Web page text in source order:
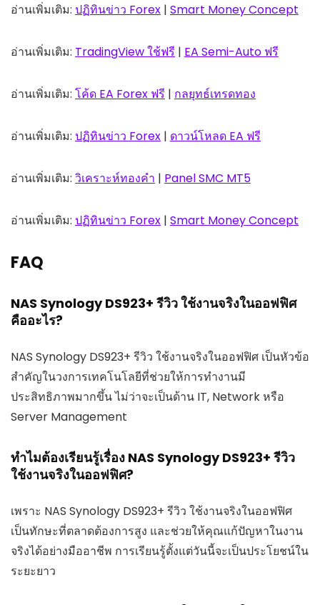
อ่านเพิ่มเติม: ปฏิทินข่าว Forex | Smart Money Concept
อ่านเพิ่มเติม: TradingView ใช้ฟรี | EA Semi-Auto ฟรี
อ่านเพิ่มเติม: โค้ด EA Forex ฟรี | กลยุทธ์เทรดทอง
อ่านเพิ่มเติม: ปฏิทินข่าว Forex | ดาวน์โหลด EA ฟรี
อ่านเพิ่มเติม: วิเคราะห์ทองคำ | Panel SMC MT5
อ่านเพิ่มเติม: ปฏิทินข่าว Forex | Smart Money Concept
FAQ
NAS Synology DS923+ รีวิว ใช้งานจริงในออฟฟิศ
คืออะไร?
NAS Synology DS923+ รีวิว ใช้งานจริงในออฟฟิศ เป็นหัวข้อ
สำคัญในวงการเทคโนโลยีที่ช่วยให้การทำงานมี
ประสิทธิภาพมากขึ้น ไม่ว่าจะเป็นด้าน IT, Network หรือ
Server Management
ทำไมต้องเรียนรู้เรื่อง NAS Synology DS923+ รีวิว
ใช้งานจริงในออฟฟิศ?
เพราะ NAS Synology DS923+ รีวิว ใช้งานจริงในออฟฟิศ
เป็นทักษะที่ตลาดต้องการสูง และช่วยให้คุณแก้ปัญหาในงาน
จริงได้อย่างมืออาชีพ การเรียนรู้ตั้งแต่วันนี้จะเป็นประโยชน์ใน
ระยะยาว